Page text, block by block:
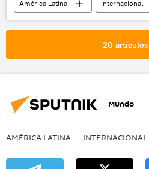
América Latina
Internacional
Venezuela
choque
20
Mundo
AMÉRICA LATINA INTERNACIONAL